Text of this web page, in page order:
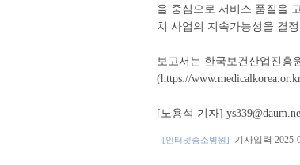
을 중심으로 서비스 품질을
치 사업의 지속가능성을 결
보고서는 한국보건산업진흥
(https://
[노용석 기자]
[인터넷중소병원] 기사입력 2025-